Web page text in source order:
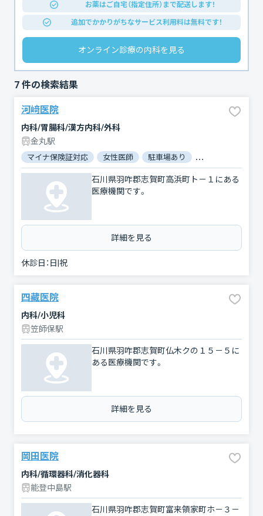
お薬はご自宅（指定住所）まで配送します！
追加でかかりがちなサービス利用料は無料です！
オンライン診療の内科を見る
7 件の検索結果
河﨑医院
内科/胃腸科/漢方内科/外科
金丸駅
マイナ保険証対応 女性医師 駐車場あり バリアフリー
石川県羽咋郡志賀町高浜町ト－１にある
医療機関です。
詳細を見る
休診日： 日|祝
四藏医院
内科/小児科
笠師保駅
石川県羽咋郡志賀町仏木クの１５－５に
ある医療機関です。
詳細を見る
岡田医院
内科/循環器科/消化器科
能登中島駅
石川県羽咋郡志賀町富来領家町ホ－３－